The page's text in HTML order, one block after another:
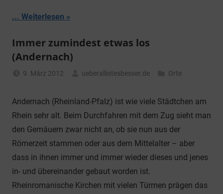
... Weiterlesen
Immer zumindest etwas los
(Andernach)
9. März 2012 ueberallistesbesser.de Orte
Andernach (Rheinland-Pfalz) ist wie viele Städtchen am
Rhein sehr alt. Beim Durchfahren mit dem Zug sieht man
den Gemäuern zwar nicht an, ob sie nun aus der
Römerzeit stammen oder aus dem Mittelalter – aber
dass in ihnen immer und immer wieder dieses und jenes
in- und übereinander gebaut worden ist.
Rheinromanische Kirchen mit vielen Türmen prägen das